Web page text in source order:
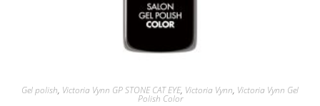
Gel polish, Victoria Vynn GP STONE CAT EYE, Victoria Vynn, Victoria Vynn Gel
Polish Color